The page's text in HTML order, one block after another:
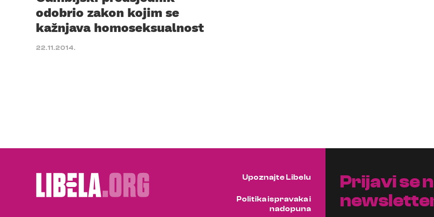
odobrio zakon kojim se
kažnjava homoseksualnost
22.11.2014.
Upoznajte Libelu
Politika ispravaka i
nadopuna
Prijavi se